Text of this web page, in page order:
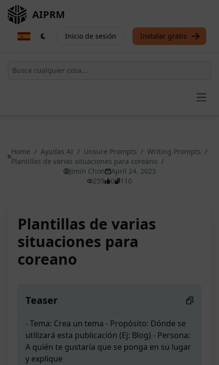
AIPRM
Inicio de sesión Instalar gratis
Home / Ayudas AI / Unsure Prompts / Writing Prompts /
Plantillas de varias situaciones para coreano /
Jimin Chon
April 24, 2023
259
0 110
Plantillas de varias
situaciones para
coreano
Teaser
- Tema: Crea un tema - Propósito: Dónde se
utilizará esta publicación (Ej: Blog) - Persona:
A quién te gustaría que se ponga en su lugar
y explique